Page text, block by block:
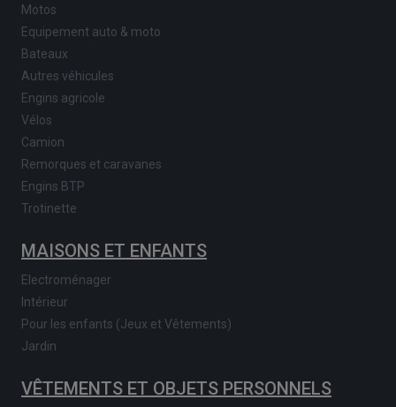
Motos
Equipement auto & moto
Bateaux
Autres véhicules
Engins agricole
Vélos
Camion
Remorques et caravanes
Engins BTP
Trotinette
MAISONS ET ENFANTS
Electroménager
Intérieur
Pour les enfants (Jeux et Vêtements)
Jardin
VÊTEMENTS ET OBJETS PERSONNELS